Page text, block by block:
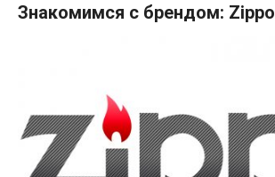
Знакомимся с брендом: Zippo